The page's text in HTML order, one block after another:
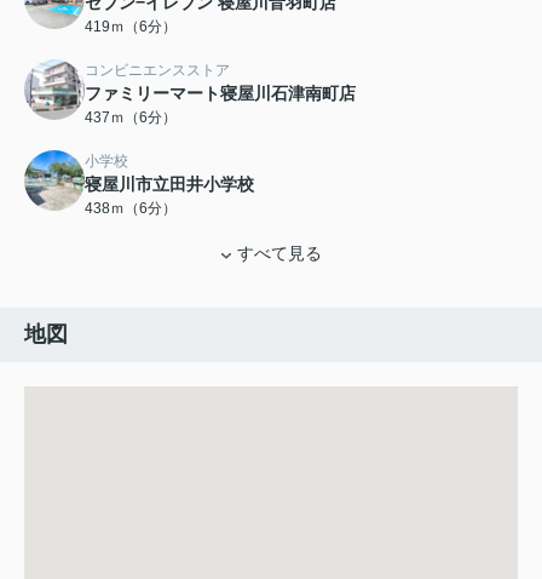
419ｍ（6分）
コンビニエンスストア
ファミリーマート寝屋川石津南町店
437ｍ（6分）
小学校
寝屋川市立田井小学校
438ｍ（6分）
すべて見る
地図